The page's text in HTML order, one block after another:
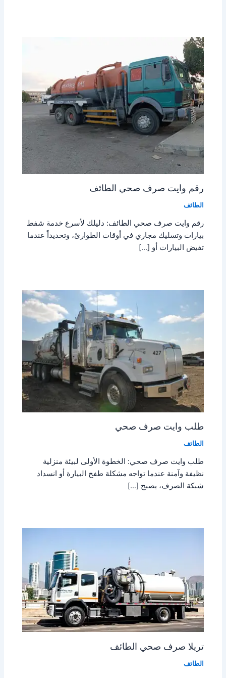
رقم وايت صرف صحي الطائف
الطائف
رقم وايت صرف صحي الطائف: دليلك لأسرع خدمة شفط
بيارات وتسليك مجاري في أوقات الطوارئ، وتحديداً عندما
تفيض البيارات أو […]
طلب وايت صرف صحي
الطائف
طلب وايت صرف صحي: الخطوة الأولى لبيئة منزلية
نظيفة وآمنة عندما تواجه مشكلة طفح البيارة أو انسداد
شبكة الصرف، يصبح […]
تريلا صرف صحي الطائف
الطائف